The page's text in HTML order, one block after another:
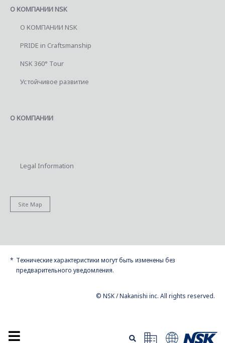
О КОМПАНИИ NSK
О КОМПАНИИ NSK
PRIDE in Craftsmanship
NSK 360° Tour
Устойчивое развитие
О КОМПАНИИ
Legal Information
Site Map
Технические характеристики могут быть изменены без
предварительного уведомления.
© NSK / Nakanishi inc. All rights reserved.